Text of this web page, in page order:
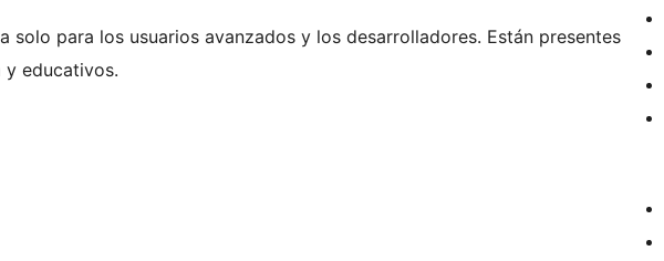
solo para los usuarios avanzados y los desarrolladores. Están presentes
y educativos.